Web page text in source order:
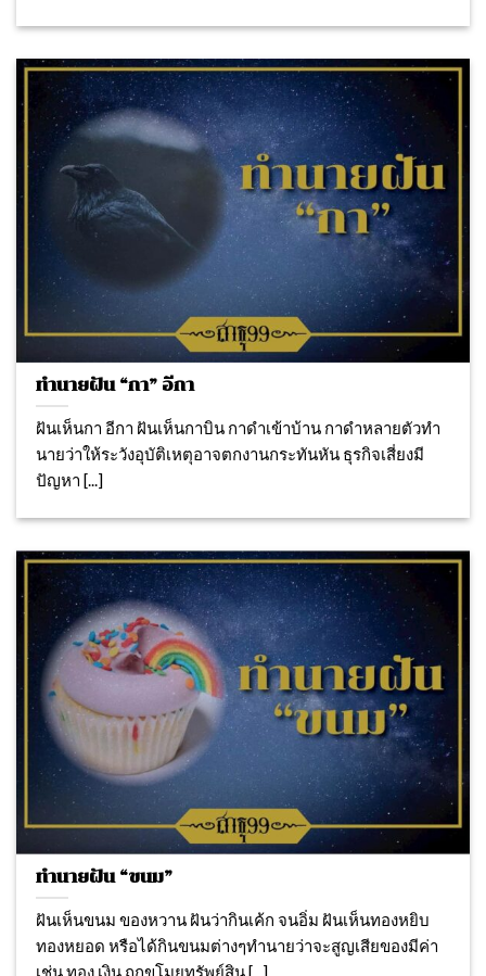
ทำนายฝัน “กา” อีกา
ฝันเห็นกา อีกา ฝันเห็นกาบิน กาดำเข้าบ้าน กาดำหลายตัวทํา
นายว่าให้ระวังอุบัติเหตุอาจตกงานกระทันหัน ธุรกิจเสี่ยงมี
ปัญหา [...]
ทำนายฝัน “ขนม”
ฝันเห็นขนม ของหวาน ฝันว่ากินเค้ก จนอิ่ม ฝันเห็นทองหยิบ
ทองหยอด หรือได้กินขนมต่างๆทำนายว่าจะสูญเสียของมีค่า
เช่น ทอง เงิน ถูกขโมยทรัพย์สิน [...]